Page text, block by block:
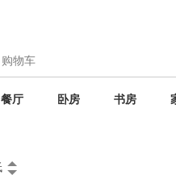
购物车
餐厅 卧房 书房